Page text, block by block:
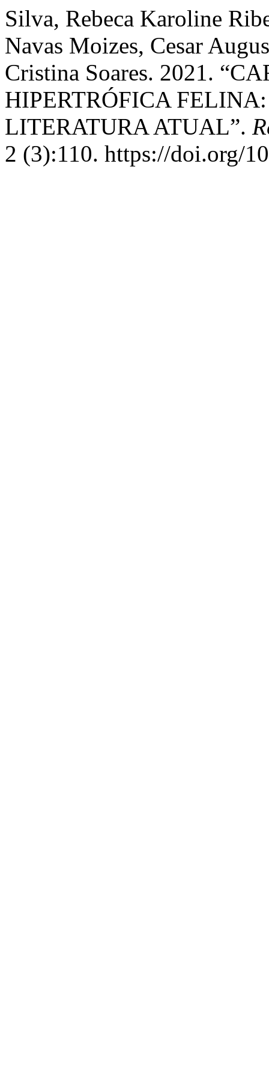
Silva, Rebeca Karoline
Navas Moizes, Cesar
Cristina Soares. 2021.
HIPERTRÓFICA
LITERATURA ATUAL”.
2 (3):110. https://doi.org/